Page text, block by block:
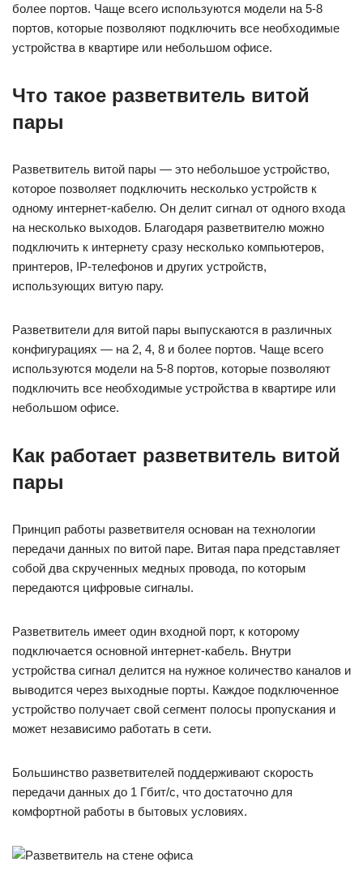
более портов. Чаще всего используются модели на 5-8
портов, которые позволяют подключить все необходимые
устройства в квартире или небольшом офисе.
Что такое разветвитель витой
пары
Разветвитель витой пары — это небольшое устройство,
которое позволяет подключить несколько устройств к
одному интернет-кабелю. Он делит сигнал от одного входа
на несколько выходов. Благодаря разветвителю можно
подключить к интернету сразу несколько компьютеров,
принтеров, IP-телефонов и других устройств,
использующих витую пару.
Разветвители для витой пары выпускаются в различных
конфигурациях — на 2, 4, 8 и более портов. Чаще всего
используются модели на 5-8 портов, которые позволяют
подключить все необходимые устройства в квартире или
небольшом офисе.
Как работает разветвитель витой
пары
Принцип работы разветвителя основан на технологии
передачи данных по витой паре. Витая пара представляет
собой два скрученных медных провода, по которым
передаются цифровые сигналы.
Разветвитель имеет один входной порт, к которому
подключается основной интернет-кабель. Внутри
устройства сигнал делится на нужное количество каналов и
выводится через выходные порты. Каждое подключенное
устройство получает свой сегмент полосы пропускания и
может независимо работать в сети.
Большинство разветвителей поддерживают скорость
передачи данных до 1 Гбит/с, что достаточно для
комфортной работы в бытовых условиях.